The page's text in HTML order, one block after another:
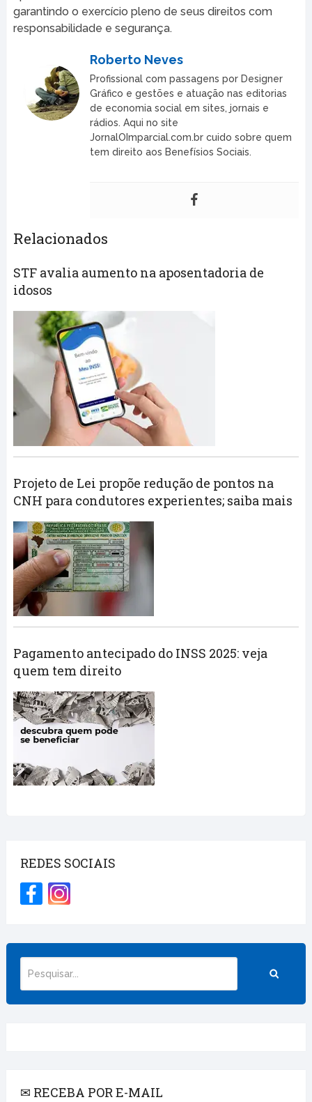
garantindo o exercício pleno de seus direitos com
responsabilidade e segurança.
Roberto Neves
Profissional com passagens por Designer
Gráfico e gestões e atuação nas editorias
de economia social em sites, jornais e
rádios. Aqui no site
JornalOImparcial.com.br cuido sobre quem
tem direito aos Benefísios Sociais.
Relacionados
STF avalia aumento na aposentadoria de
idosos
Projeto de Lei propõe redução de pontos na
CNH para condutores experientes; saiba mais
Pagamento antecipado do INSS 2025: veja
quem tem direito
REDES SOCIAIS
✉ RECEBA POR E-MAIL